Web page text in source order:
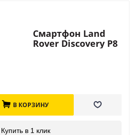
Смартфон Land
Rover Discovery P8
В КОРЗИНУ
Купить в 1 клик